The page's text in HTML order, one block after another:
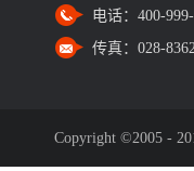
电话： 400-
传真： 028-
Copyright ©2005 -